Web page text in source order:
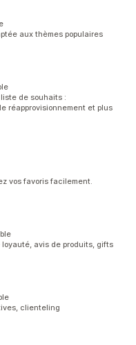
aux thèmes populaires
de souhaits :
réapprovisionnement et plus
vos favoris facilement.
loyauté, avis de produits, gifts
clienteling